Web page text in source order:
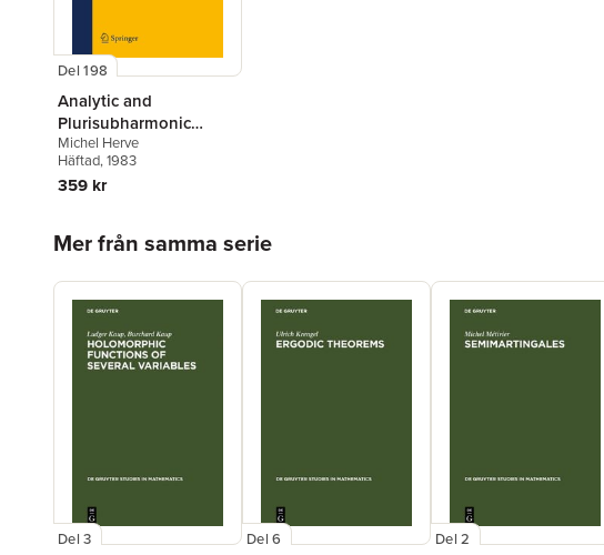
Del 198
Analytic and
Plurisubharmonic
Functions
Michel Herve
Häftad, 1983
359 kr
Mer från samma serie
Del 3 Del 6 Del 2